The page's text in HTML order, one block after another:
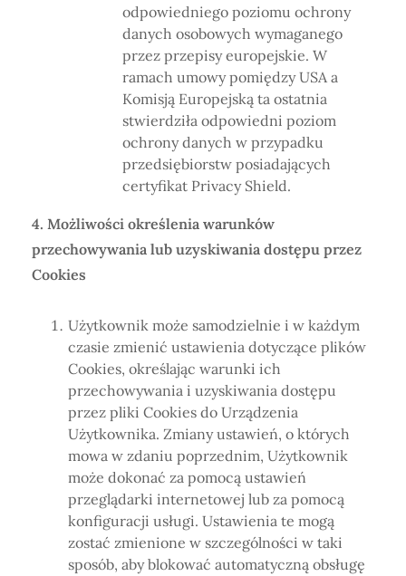
odpowiedniego poziomu ochrony
danych osobowych wymaganego
przez przepisy europejskie. W
ramach umowy pomiędzy USA a
Komisją Europejską ta ostatnia
stwierdziła odpowiedni poziom
ochrony danych w przypadku
przedsiębiorstw posiadających
certyfikat Privacy Shield.
4. Możliwości określenia warunków
przechowywania lub uzyskiwania dostępu przez
Cookies
Użytkownik może samodzielnie i w każdym
czasie zmienić ustawienia dotyczące plików
Cookies, określając warunki ich
przechowywania i uzyskiwania dostępu
przez pliki Cookies do Urządzenia
Użytkownika. Zmiany ustawień, o których
mowa w zdaniu poprzednim, Użytkownik
może dokonać za pomocą ustawień
przeglądarki internetowej lub za pomocą
konfiguracji usługi. Ustawienia te mogą
zostać zmienione w szczególności w taki
sposób, aby blokować automatyczną obsługę